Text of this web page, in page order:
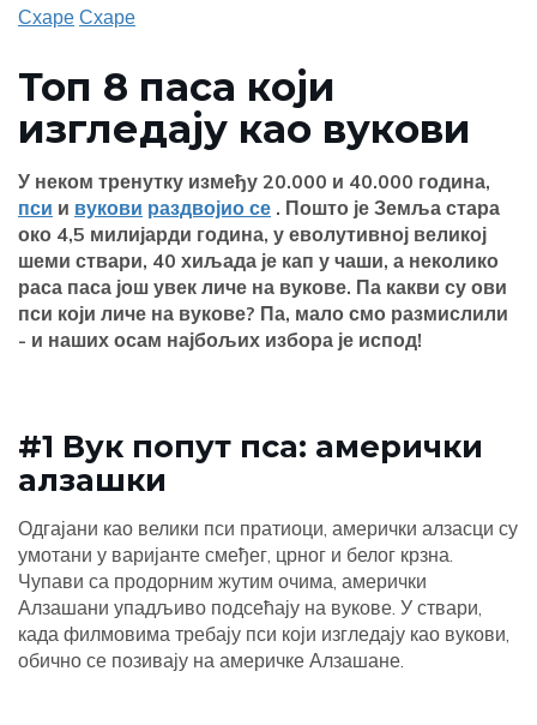
Схаре Схаре
Топ 8 паса који
изгледају као вукови
У неком тренутку између 20.000 и 40.000 година,
пси и вукови раздвојио се . Пошто је Земља стара
око 4,5 милијарди година, у еволутивној великој
шеми ствари, 40 хиљада је кап у чаши, а неколико
раса паса још увек личе на вукове. Па какви су ови
пси који личе на вукове? Па, мало смо размислили
- и наших осам најбољих избора је испод!
#1 Вук попут пса: амерички
алзашки
Одгајани као велики пси пратиоци, амерички алзасци су
умотани у варијанте смеђег, црног и белог крзна.
Чупави са продорним жутим очима, амерички
Алзашани упадљиво подсећају на вукове. У ствари,
када филмовима требају пси који изгледају као вукови,
обично се позивају на америчке Алзашане.